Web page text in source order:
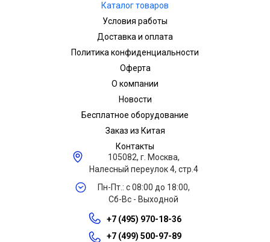
Каталог товаров
Условия работы
Доставка и оплата
Политика конфиденциальности
Оферта
О компании
Новости
Бесплатное оборудование
Заказ из Китая
Контакты
105082, г. Москва,
Налесный переулок 4, стр.4
Пн-Пт.: с 08:00 до 18:00,
Сб-Вс - Выходной
+7 (495) 970-18-36
+7 (499) 500-97-89